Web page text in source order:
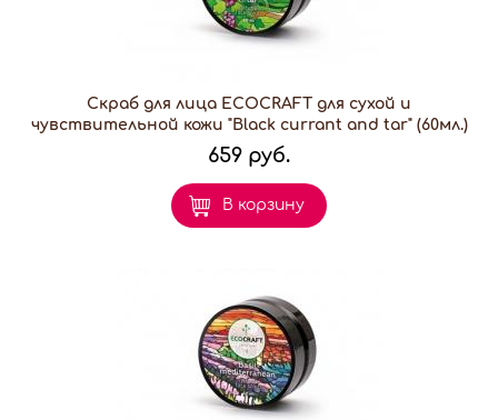
Скраб для лица ECOCRAFT для сухой и
чувствительной кожи "Black currant and tar" (60мл.)
659 руб.
В корзину